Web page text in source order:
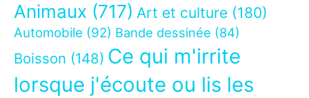
Animaux (717) Art et culture (180)
Automobile (92) Bande dessinée (84)
Boisson (148) Ce qui m'irrite
lorsque j'écoute ou lis les